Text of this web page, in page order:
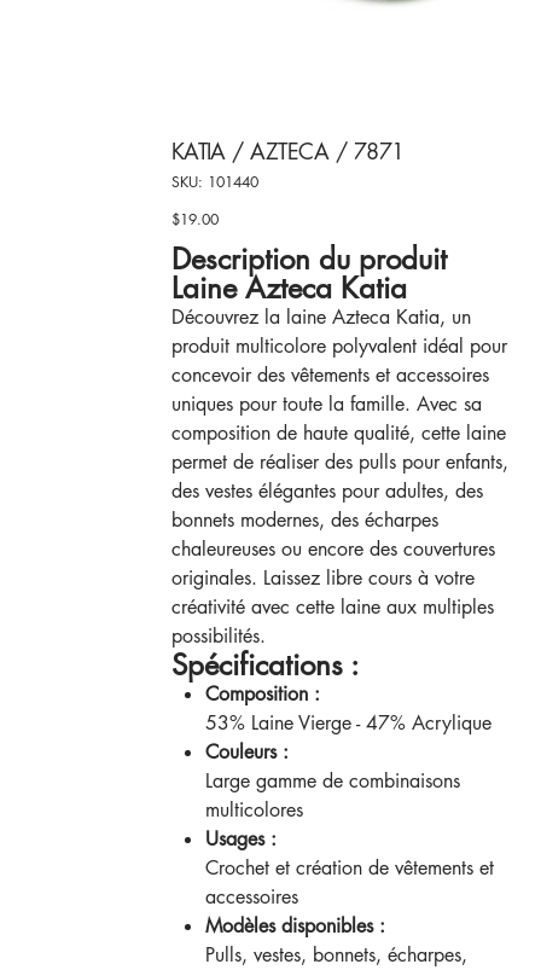
KATIA / AZTECA / 7871
SKU:
SKU
101440
101440
Price
$19.00
Description du produit
Laine Azteca Katia
Découvrez la laine Azteca Katia, un
produit multicolore polyvalent idéal pour
concevoir des vêtements et accessoires
uniques pour toute la famille. Avec sa
composition de haute qualité, cette laine
permet de réaliser des pulls pour enfants,
des vestes élégantes pour adultes, des
bonnets modernes, des écharpes
chaleureuses ou encore des couvertures
originales. Laissez libre cours à votre
créativité avec cette laine aux multiples
possibilités.
Spécifications :
Composition :
53% Laine Vierge - 47% Acrylique
Couleurs :
Large gamme de combinaisons
multicolores
Usages :
Crochet et création de vêtements et
accessoires
Modèles disponibles :
Pulls, vestes, bonnets, écharpes,